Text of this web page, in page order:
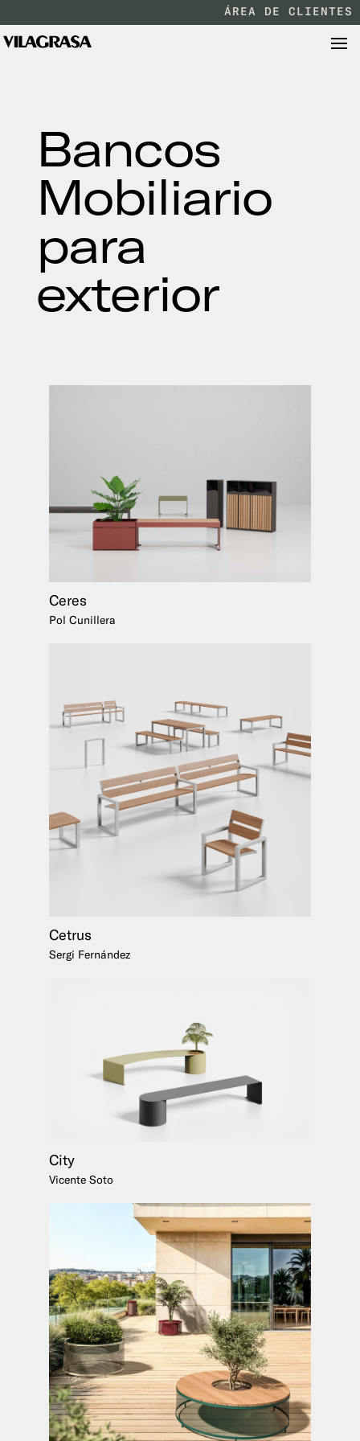
ÁREA DE CLIENTES
Bancos
Mobiliario
para
exterior
Ceres
Pol Cunillera
Cetrus
Sergi Fernández
City
Vicente Soto